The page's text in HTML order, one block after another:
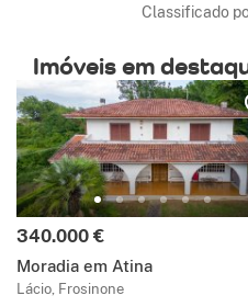
Classificado
Imóveis em
340.000 €
Moradia em Atina
Lácio, Frosinone